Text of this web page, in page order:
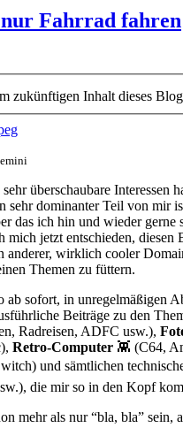
Fahrrad fahren
zukünftigen Inhalt dieses
überschaubare Interessen
sehr dominanter Teil von mir
das ich hin und wieder gerne
mich jetzt entschieden,
anderer, wirklich cooler
Themen zu füttern.
ab sofort, in unregelmäßigen
Beiträge zu den
Radreisen, ADFC usw.),
Retro-Computer 👾 (C64,
und sämtlichen
die mir so in den Kopf
mehr als nur “bla, bla” sein,